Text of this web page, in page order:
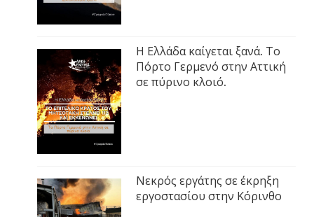
Η Ελλάδα καίγεται ξανά. Το
Πόρτο Γερμενό στην Αττική
σε πύρινο κλοιό.
Νεκρός εργάτης σε έκρηξη
εργοστασίου στην Κόρινθο